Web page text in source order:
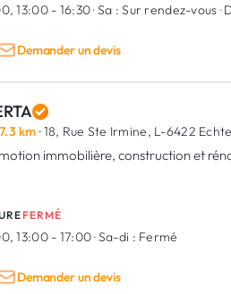
13:00 - 16:30·Sa : Sur rendez-vous ·
Demander un devis
7.3 km · 18, Rue Ste Irmine, L-6422
immobilière, construction et
FERMÉ
13:00 - 17:00·Sa-di : Fermé
Demander un devis